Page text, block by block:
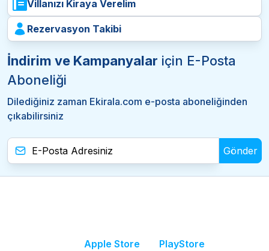
Villanızı Kiraya Verelim
Rezervasyon Takibi
İndirim ve Kampanyalar için E-Posta
Aboneliği
Dilediğiniz zaman Ekirala.com e-posta aboneliğinden
çıkabilirsiniz
Gönder
Apple Store PlayStore